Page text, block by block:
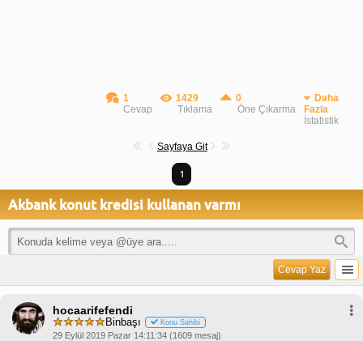
1
Cevap
1429
Tıklama
0
Öne Çıkarma
Daha
Fazla
İstatistik
Sayfaya Git
1
Akbank konut kredisi kullanan varmı
Cevap Yaz
hocaarifefendi
Binbaşı Konu Sahibi
29 Eylül 2019 Pazar 14:11:34 (1609 mesaj)